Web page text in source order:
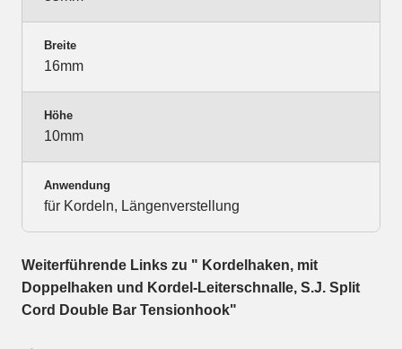
Breite
16mm
Höhe
10mm
Anwendung
für Kordeln, Längenverstellung
Weiterführende Links zu " Kordelhaken, mit
Doppelhaken und Kordel-Leiterschnalle, S.J. Split
Cord Double Bar Tensionhook"